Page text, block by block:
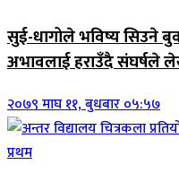
सुई-धागोले भविष्य सिउने
अभावलाई हराउँदै संघर्षले
२०७९ माघ ११, बुधबार ०५:५७